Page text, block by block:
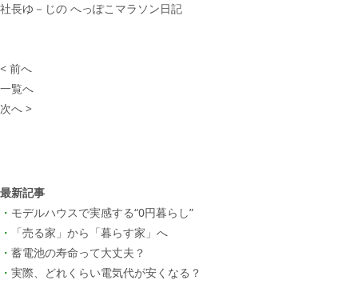
社長ゆ－じの へっぽこマラソン日記
< 前へ
一覧へ
次へ >
最新記事
モデルハウスで実感する“0円暮らし”
「売る家」から「暮らす家」へ
蓄電池の寿命って大丈夫？
実際、どれくらい電気代が安くなる？